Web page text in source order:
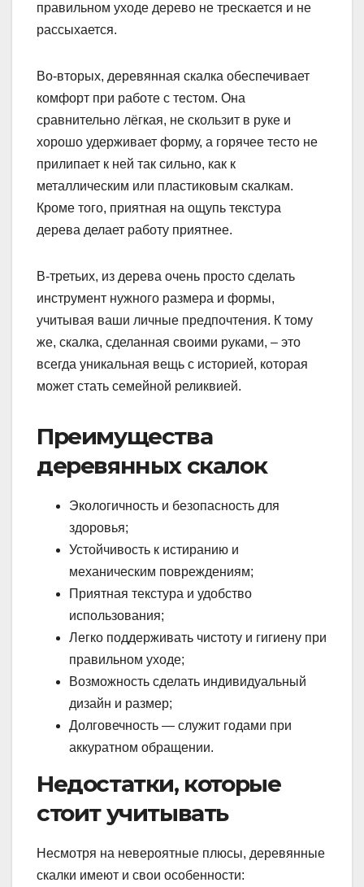
правильном уходе дерево не трескается и не
рассыхается.
Во-вторых, деревянная скалка обеспечивает
комфорт при работе с тестом. Она
сравнительно лёгкая, не скользит в руке и
хорошо удерживает форму, а горячее тесто не
прилипает к ней так сильно, как к
металлическим или пластиковым скалкам.
Кроме того, приятная на ощупь текстура
дерева делает работу приятнее.
В-третьих, из дерева очень просто сделать
инструмент нужного размера и формы,
учитывая ваши личные предпочтения. К тому
же, скалка, сделанная своими руками, – это
всегда уникальная вещь с историей, которая
может стать семейной реликвией.
Преимущества
деревянных скалок
Экологичность и безопасность для
здоровья;
Устойчивость к истиранию и
механическим повреждениям;
Приятная текстура и удобство
использования;
Легко поддерживать чистоту и гигиену при
правильном уходе;
Возможность сделать индивидуальный
дизайн и размер;
Долговечность — служит годами при
аккуратном обращении.
Недостатки, которые
стоит учитывать
Несмотря на невероятные плюсы, деревянные
скалки имеют и свои особенности: